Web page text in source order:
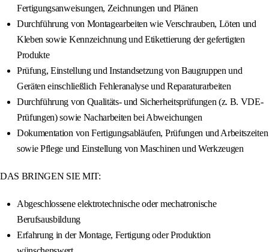
Fertigungsanweisungen, Zeichnungen und Plänen
Durchführung von Montagearbeiten wie Verschrauben, Löten und
Kleben sowie Kennzeichnung und Etikettierung der gefertigten
Produkte
Prüfung, Einstellung und Instandsetzung von Baugruppen und
Geräten einschließlich Fehleranalyse und Reparaturarbeiten
Durchführung von Qualitäts- und Sicherheitsprüfungen (z. B. VDE-
Prüfungen) sowie Nacharbeiten bei Abweichungen
Dokumentation von Fertigungsabläufen, Prüfungen und Arbeitszeiten
sowie Pflege und Einstellung von Maschinen und Werkzeugen
DAS BRINGEN SIE MIT:
Abgeschlossene elektrotechnische oder mechatronische
Berufsausbildung
Erfahrung in der Montage, Fertigung oder Produktion